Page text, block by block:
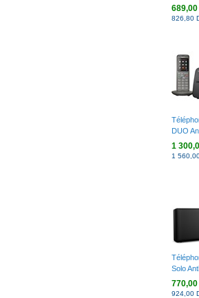
689,00
826,80
DUO
1
1
Solo
770,00
924,00